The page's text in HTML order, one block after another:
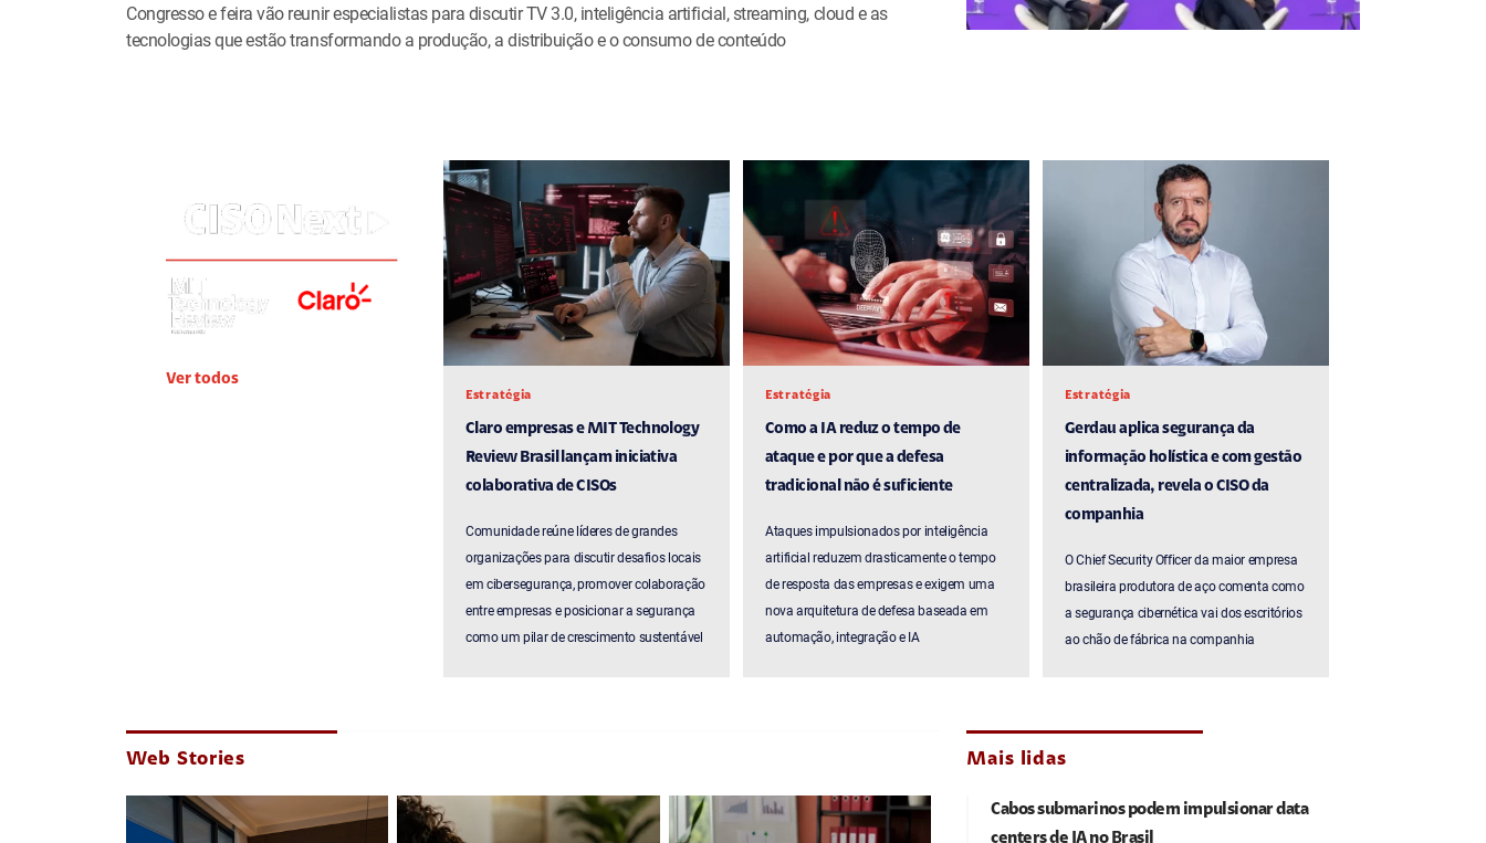
Congresso e feira vão reunir especialistas para discutir TV 3.0, inteligência artificial, streaming, cloud e as
tecnologias que estão transformando a produção, a distribuição e o consumo de conteúdo
Ver todos
Estratégia
Claro empresas e MIT Technology
Review Brasil lançam iniciativa
colaborativa de CISOs
Comunidade reúne líderes de grandes
organizações para discutir desafios locais
em cibersegurança, promover colaboração
entre empresas e posicionar a segurança
como um pilar de crescimento sustentável
Estratégia
Como a IA reduz o tempo de
ataque e por que a defesa
tradicional não é suficiente
Ataques impulsionados por inteligência
artificial reduzem drasticamente o tempo
de resposta das empresas e exigem uma
nova arquitetura de defesa baseada em
automação, integração e IA
Estratégia
Gerdau aplica segurança da
informação holística e com gestão
centralizada, revela o CISO da
companhia
O Chief Security Officer da maior empresa
brasileira produtora de aço comenta como
a segurança cibernética vai dos escritórios
ao chão de fábrica na companhia
Web Stories Mais lidas
Cabos submarinos podem impulsionar data
centers de IA no Brasil